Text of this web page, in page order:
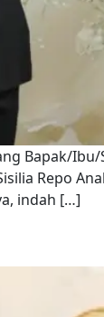
Bapak/
Repo
indah […]